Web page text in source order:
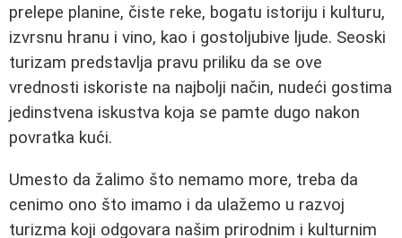
prelepe planine, čiste reke, bogatu istoriju i kulturu,
izvrsnu hranu i vino, kao i gostoljubive ljude. Seoski
turizam predstavlja pravu priliku da se ove
vrednosti iskoriste na najbolji način, nudeći gostima
jedinstvena iskustva koja se pamte dugo nakon
povratka kući.
Umesto da žalimo što nemamo more, treba da
cenimo ono što imamo i da ulažemo u razvoj
turizma koji odgovara našim prirodnim i kulturnim